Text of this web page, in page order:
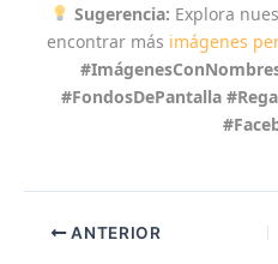
Sugerencia: Explora
encontrar más imágenes
#FondosDePantalla
ANTERIOR